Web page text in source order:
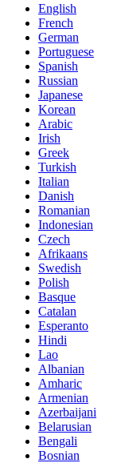
English
French
German
Portuguese
Spanish
Russian
Japanese
Korean
Arabic
Irish
Greek
Turkish
Italian
Danish
Romanian
Indonesian
Czech
Afrikaans
Swedish
Polish
Basque
Catalan
Esperanto
Hindi
Lao
Albanian
Amharic
Armenian
Azerbaijani
Belarusian
Bengali
Bosnian